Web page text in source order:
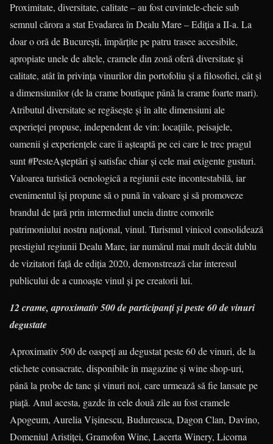
Proximitate, diversitate, calitate – au fost cuvintele-cheie sub
semnul cărora a stat Evadarea în Dealu Mare – Ediţia a II-a. La
doar o oră de Bucureşti, împărțite pe patru trasee accesibile,
apropiate unele de altele, cramele din zonă oferă diversitate şi
calitate, atât în privința vinurilor din portofoliu şi a filosofiei, cât și
a dimensiunilor (de la crame boutique până la crame foarte mari).
Atributul diversitate se regăsește și în alte dimensiuni ale
experieței propuse, independent de vin: locaţiile, peisajele,
oamenii şi experienţele care îi aşteaptă pe cei care le trec pragul
sunt #PesteAșteptări și satisfac chiar și cele mai exigente gusturi.
Valoarea turistică oenologică a regiunii este incontestabilă, iar
evenimentul îşi propune să o pună în valoare şi să promoveze
brandul de ţară prin intermediul uneia dintre comorile
patrimoniului nostru naţional, vinul. Turismul vinicol consolidează
prestigiul regiunii Dealu Mare, iar numărul mai mult decât dublu
de vizitatori față de ediția 2020, demonstrează clar interesul
publicului de a cunoaşte vinul şi pe creatorii lui.
12 crame, aproximativ 500 de participanţi şi peste 60 de vinuri
degustate
Aproximativ 500 de oaspeţi au degustat peste 60 de vinuri, de la
etichete consacrate, disponibile în magazine şi wine shop-uri,
până la probe de tanc şi vinuri noi, care urmează să fie lansate pe
piaţă. Anul acesta, gazde în cele două zile au fost cramele
Apogeum, Aurelia Vişinescu, Budureasca, Dagon Clan, Davino,
Domeniul Aristiței, Gramofon Wine, Lacerta Winery, Licorna